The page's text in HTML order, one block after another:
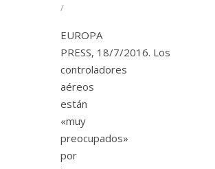
/
EUROPA
PRESS, 18/7/2016. Los
controladores
aéreos
están
«muy
preocupados»
por